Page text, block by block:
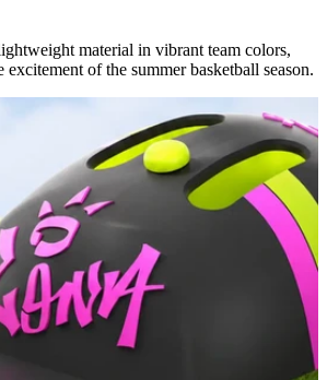
material in vibrant team colors,
excitement of the summer basketball season.